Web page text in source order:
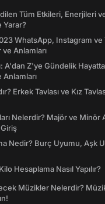
Tüm Etkileri, Enerjileri
Yarar?
WhatsApp, Instagram
Anlamları
A'dan Z'ye Gündelik Hayatta
Anlamları
Erkek Tavlası ve Kız
Nelerdir? Majör ve Minör
Giriş
Nedir? Burç Uyumu, Aşk
Hesaplama Nasıl Yapılır?
Müzikler Nelerdir?